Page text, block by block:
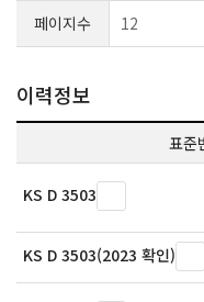
페이지수 12
이력정보
표준
KS D 3503
KS D 3503(2023 확인)